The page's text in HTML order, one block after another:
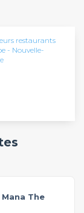
restaurants
- Nouvelle-
The